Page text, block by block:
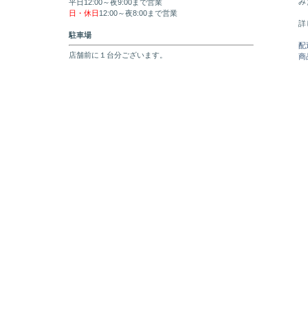
平日12:00～夜9:00まで営業
日・休日 12:00～夜8:00まで営業
駐車場
店舗前に１台分ございます。
詳
配
商